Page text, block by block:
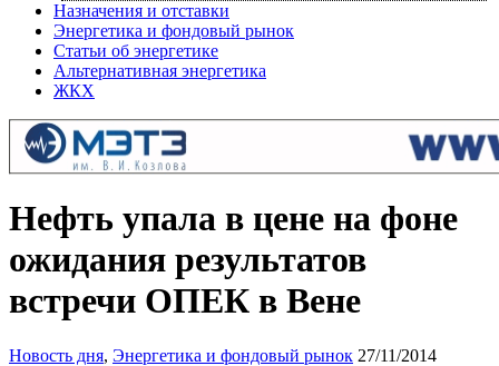
Назначения и отставки
Энергетика и фондовый рынок
Статьи об энергетике
Альтернативная энергетика
ЖКХ
Нефть упала в цене на фоне
ожидания результатов
встречи ОПЕК в Вене
Новость дня, Энергетика и фондовый рынок 27/11/2014